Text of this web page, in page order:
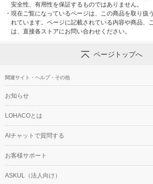
安全性、有用性を保証するものではありません。
・ 現在ご覧になっているページは、この商品を取り扱
れています。ページに記載されている内容や商品、
は、直接各ストアにお問い合わせください。
ページトップへ
関連サイト・ヘルプ・その他
お知らせ
LOHACOとは
AIチャットで質問する
お客様サポート
ASKUL（法人向け）